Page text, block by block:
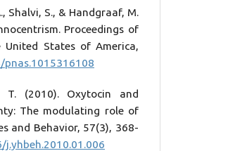
Shalvi, S., & Handgraaf, M.
Proceedings of
States of America,
T. (2010). Oxytocin and
The modulating role of
and Behavior, 57(3), 368-